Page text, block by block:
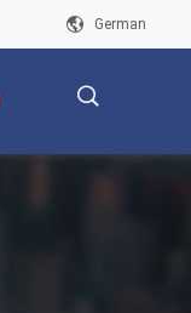
German